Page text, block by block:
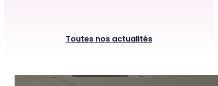
Toutes nos actualités